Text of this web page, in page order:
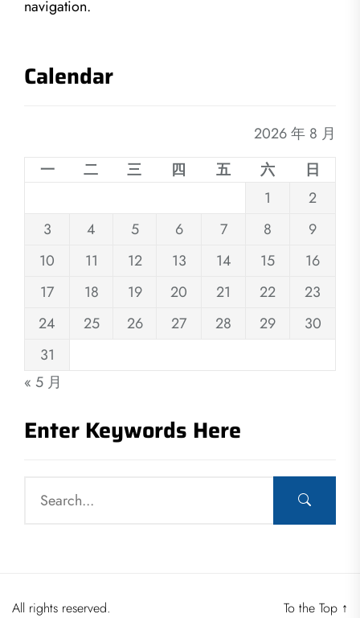
navigation.
Calendar
2026 年 8 月
一
二 三 四 五 六
日
1
2
3
4 5 6 7 8
9
10
11 12 13 14 15
16
17
18 19 20 21 22
23
24
25 26 27 28 29
30
31
« 5 月
Enter Keywords Here
All rights reserved.
To the Top ↑